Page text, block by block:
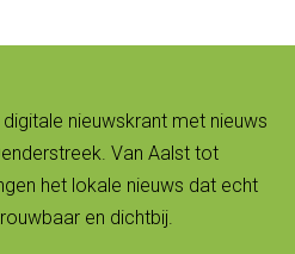
nieuwskrant met nieuws
Van Aalst tot
het lokale nieuws dat echt
en dichtbij.